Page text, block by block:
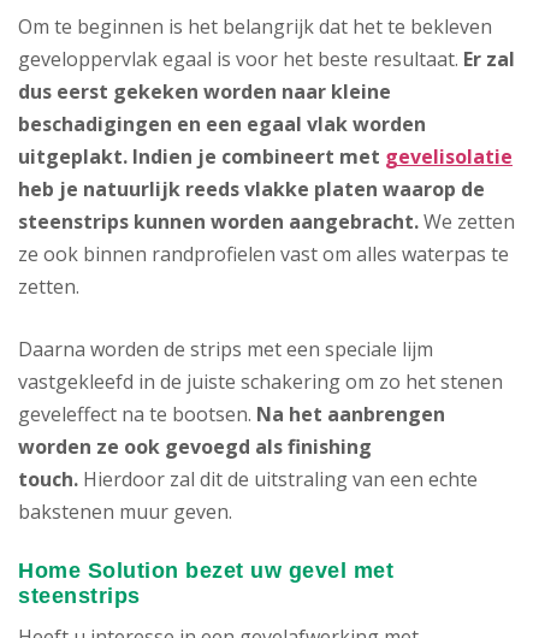
Om te beginnen is het belangrijk dat het te bekleven
geveloppervlak egaal is voor het beste resultaat. Er zal
dus eerst gekeken worden naar kleine
beschadigingen en een egaal vlak worden
uitgeplakt. Indien je combineert met gevelisolatie
heb je natuurlijk reeds vlakke platen waarop de
steenstrips kunnen worden aangebracht.We zetten
ze ook binnen randprofielen vast om alles waterpas te
zetten.
Daarna worden de strips met een speciale lijm
vastgekleefd in de juiste schakering om zo het stenen
geveleffect na te bootsen. Na het aanbrengen
worden ze ook gevoegd als finishing
touch. Hierdoor zal dit de uitstraling van een echte
bakstenen muur geven.
Home Solution bezet uw gevel met
steenstrips